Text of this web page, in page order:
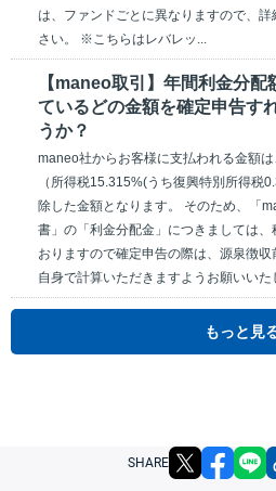
は、ファンドごとに異なりますので、
さい。 ※こちらはレバレッ...
【maneo取引】年間利金分
ているどの金額を確定申告す
うか？
maneo社からお客様に支払われる金額
（所得税15.315%(うち復興特別所得税
除した金額となります。 そのため、「
書」の「利金分配金」につきましては
おりますので確定申告の際は、源泉徴
自身で計算いただきますようお願いい
もっと見
SHARE X